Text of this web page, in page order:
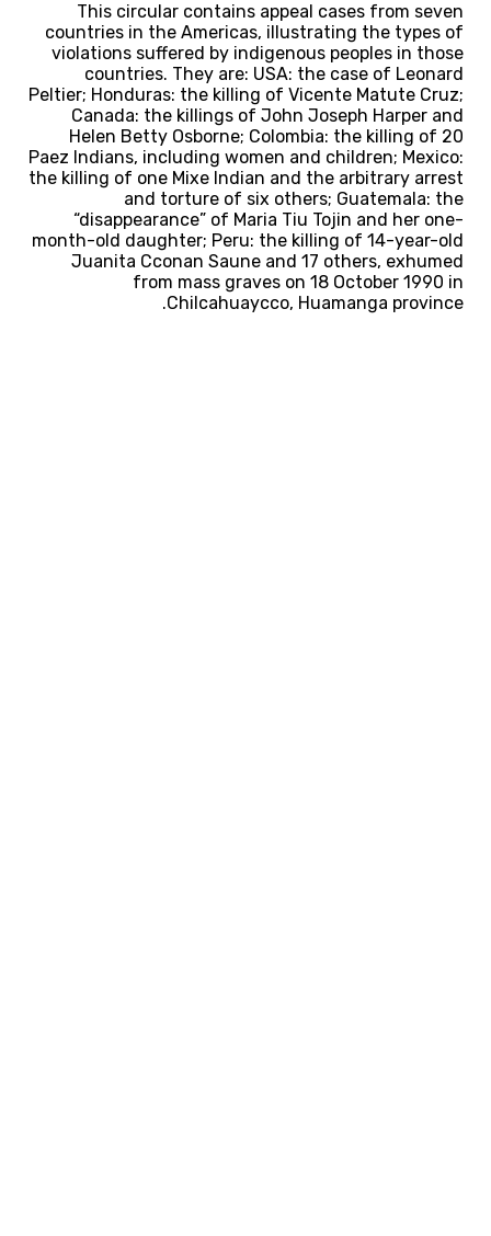
This circular contains appeal cases from seven
countries in the Americas, illustrating the types of
violations suffered by indigenous peoples in those
countries. They are: USA: the case of Leonard
Peltier; Honduras: the killing of Vicente Matute Cruz;
Canada: the killings of John Joseph Harper and
Helen Betty Osborne; Colombia: the killing of 20
Paez Indians, including women and children; Mexico:
the killing of one Mixe Indian and the arbitrary arrest
and torture of six others; Guatemala: the
“disappearance” of Maria Tiu Tojin and her one-
month-old daughter; Peru: the killing of 14-year-old
Juanita Cconan Saune and 17 others, exhumed
from mass graves on 18 October 1990 in
Chilcahuaycco, Huamanga province.